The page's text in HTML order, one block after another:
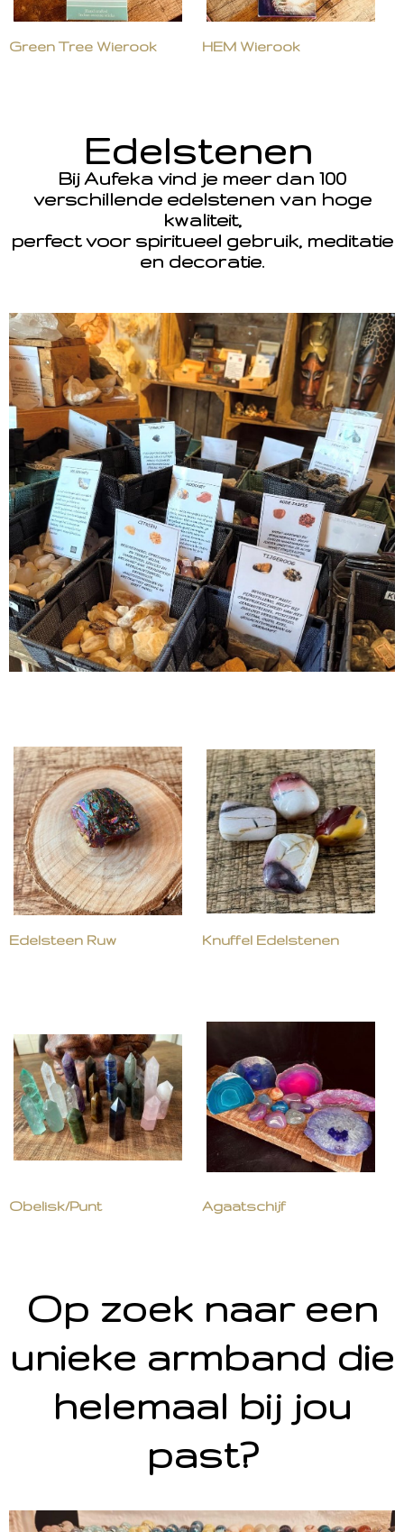
Green Tree Wierook HEM Wierook
Edelstenen
Bij Aufeka vind je meer dan 100
verschillende edelstenen van hoge
kwaliteit,
perfect voor spiritueel gebruik, meditatie
en decoratie.
Edelsteen Ruw Knuffel Edelstenen
Obelisk/Punt Agaatschijf
Op zoek naar een
unieke armband die
helemaal bij jou
past?